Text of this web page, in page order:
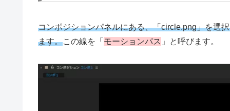
コンポジションパネルにある、「circle.png」を選
ます。この線を「 モーションパス 」と呼びます。